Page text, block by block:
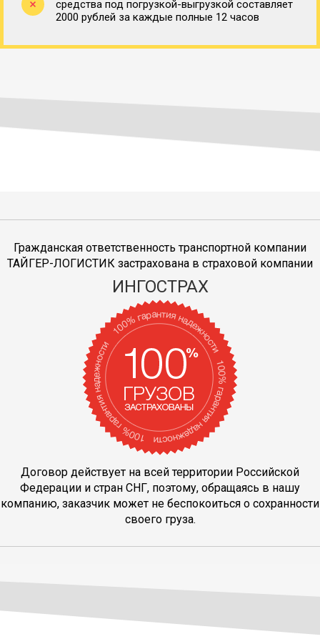
средства под погрузкой-выгрузкой составляет
2000 рублей за каждые полные 12 часов
Гражданская ответственность транспортной компании
ТАЙГЕР-ЛОГИСТИК застрахована в страховой компании
ИНГОСТРАХ
Договор действует на всей территории Российской
Федерации и стран СНГ, поэтому, обращаясь в нашу
компанию, заказчик может не беспокоиться о сохранности
своего груза.